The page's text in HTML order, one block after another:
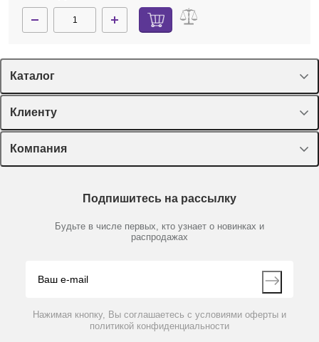
Каталог
Спецпредложения
Оборудование, приборы
Пластик, стекло, принадлежности
Химические реактивы, препараты, наборы
Производители
Клиенту
Лекторий Диаэм
Доставка и оплата
Мобильное приложение
Компания
Партнеры
Контакты
Подпишитесь на рассылку
Будьте в числе первых, кто узнает о новинках и
распродажах
Нажимая кнопку, Вы соглашаетесь с условиями оферты и
политикой конфиденциальности